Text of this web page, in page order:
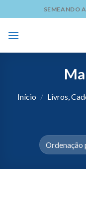
to
content
SEMEANDO
Início / Livros,